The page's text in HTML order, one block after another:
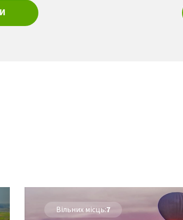
Вільних місць:7